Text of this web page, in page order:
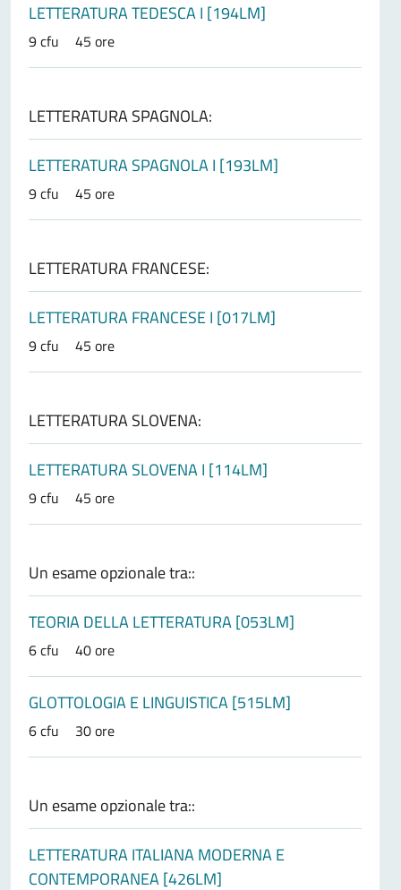
LETTERATURA TEDESCA I [194LM]
9 cfu 45 ore
LETTERATURA SPAGNOLA:
LETTERATURA SPAGNOLA I [193LM]
9 cfu 45 ore
LETTERATURA FRANCESE:
LETTERATURA FRANCESE I [017LM]
9 cfu 45 ore
LETTERATURA SLOVENA:
LETTERATURA SLOVENA I [114LM]
9 cfu 45 ore
Un esame opzionale tra::
TEORIA DELLA LETTERATURA [053LM]
6 cfu 40 ore
GLOTTOLOGIA E LINGUISTICA [515LM]
6 cfu 30 ore
Un esame opzionale tra::
LETTERATURA ITALIANA MODERNA E
CONTEMPORANEA [426LM]